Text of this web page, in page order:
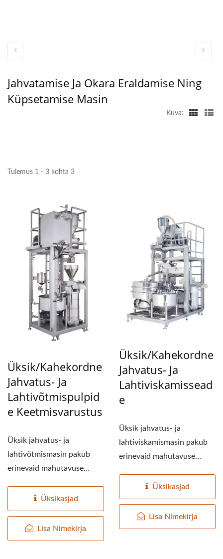
Jahvatamise Ja Okara Eraldamise Ning
Küpsetamise Masin
Kuva:
Tulemus 1 - 3 kohta 3
Üksik/Kahekordne
Jahvatus- Ja
Lahtivõtmispulpid
E Keetmisvarustus
Üksik jahvatus- ja
lahtivõtmismasin pakub
erinevaid mahutavuse
Üksikasjad
Lisa Nimekirja
Üksik/Kahekordne
Jahvatus- Ja
Lahtiviskamissead
E
Üksik jahvatus- ja
lahtiviskamismasin pakub
erinevaid mahutavuse
Üksikasjad
Lisa Nimekirja